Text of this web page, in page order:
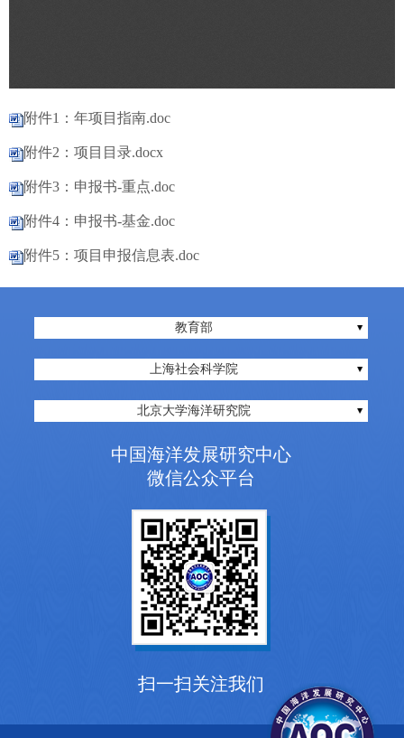
附件1：年项目指南.doc
附件2：项目目录.docx
附件3：申报书-重点.doc
附件4：申报书-基金.doc
附件5：项目申报信息表.doc
教育部
上海社会科学院
北京大学海洋研究院
中国海洋发展研究中心
微信公众平台
扫一扫关注我们